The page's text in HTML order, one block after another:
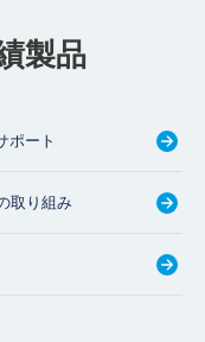
製品
ポート
取り組み